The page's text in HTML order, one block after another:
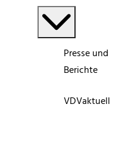
Presse und
Berichte
VDVaktuell